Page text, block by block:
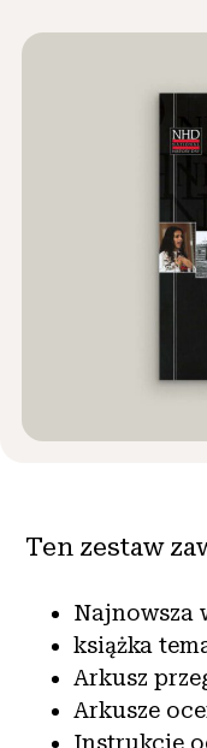
Zaangażować
Ten zestaw
Najnowsza
książka
Arkusz
Arkusze
Instrukcje